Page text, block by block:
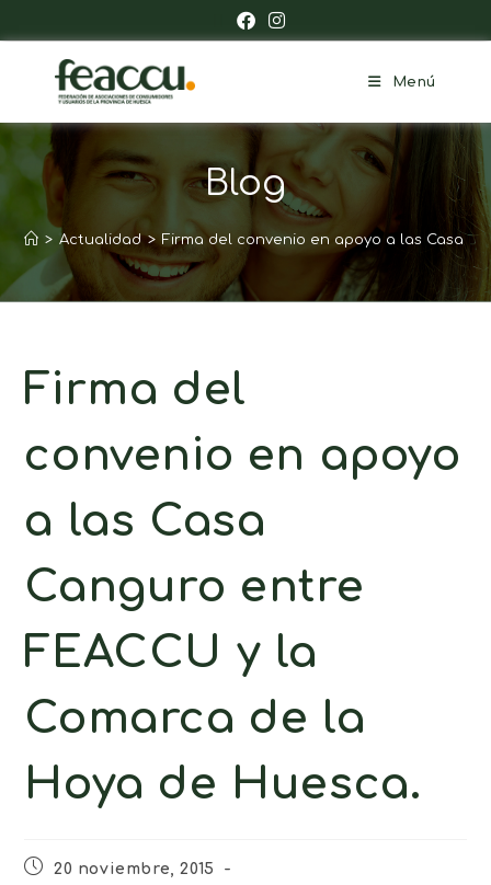
Menú
Blog
> Actualidad > Firma del convenio en apoyo a las Casa
Firma del
convenio en apoyo
a las Casa
Canguro entre
FEACCU y la
Comarca de la
Hoya de Huesca.
20 noviembre, 2015